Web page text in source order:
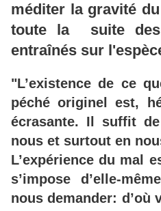
méditer la gravité
toute la suite
entraînés sur
"L’existence de ce
péché originel est,
écrasante. Il suffit
nous et surtout en
L’expérience du mal
s’impose d’elle-
nous demander: d’où